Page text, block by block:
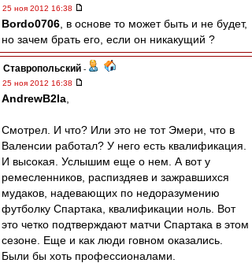
25 ноя 2012 16:38
Bordo0706 , в основе то может быть и не будет,
но зачем брать его, если он никакущий ?
Ставропольский -
25 ноя 2012 16:38
AndrewB2la
Смотрел. И что? Или это не тот Эмери, что в
Валенсии работал? У него есть квалификация.
И высокая. Услышим еще о нем. А вот у
ремесленников, распиздяев и зажравшихся
мудаков, надевающих по недоразумению
футболку Спартака, квалификации ноль. Вот
это четко подтверждают матчи Спартака в этом
сезоне. Еще и как люди говном оказались.
Были бы хоть профессионалами.